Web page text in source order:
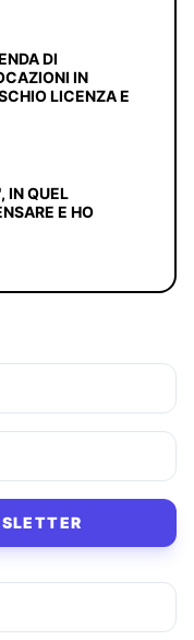
DI
IN
LICENZA E
IN QUEL
E HO